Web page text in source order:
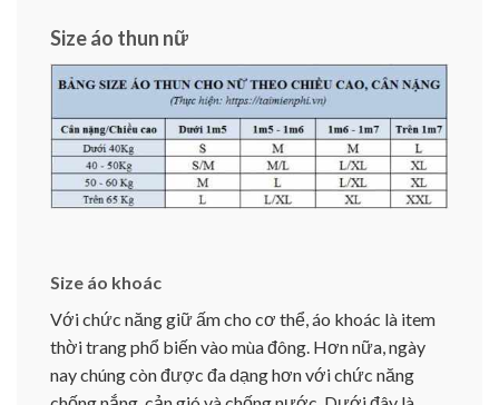
Size áo thun nữ
Size áo khoác
Với chức năng giữ ấm cho cơ thể, áo khoác là item
thời trang phổ biến vào mùa đông. Hơn nữa, ngày
nay chúng còn được đa dạng hơn với chức năng